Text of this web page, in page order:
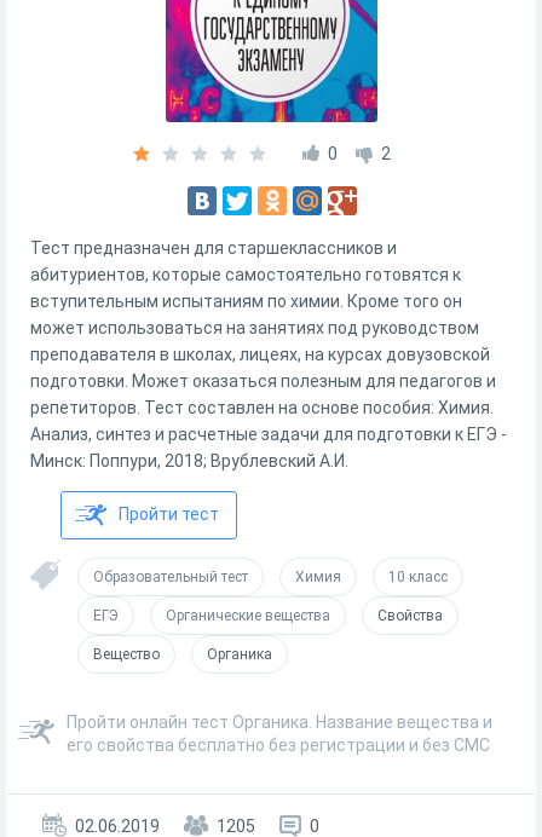
0 2
Тест предназначен для старшеклассников и
абитуриентов, которые самостоятельно готовятся к
вступительным испытаниям по химии. Кроме того он
может использоваться на занятиях под руководством
преподавателя в школах, лицеях, на курсах довузовской
подготовки. Может оказаться полезным для педагогов и
репетиторов. Тест составлен на основе пособия: Химия.
Анализ, синтез и расчетные задачи для подготовки к ЕГЭ -
Минск: Поппури, 2018; Врублевский А.И.
Пройти тест
Образовательный тест Химия 10 класс
ЕГЭ Органические вещества Свойства
Вещество Органика
Пройти онлайн тест Органика. Название вещества и
его свойства бесплатно без регистрации и без СМС
02.06.2019 1205 0